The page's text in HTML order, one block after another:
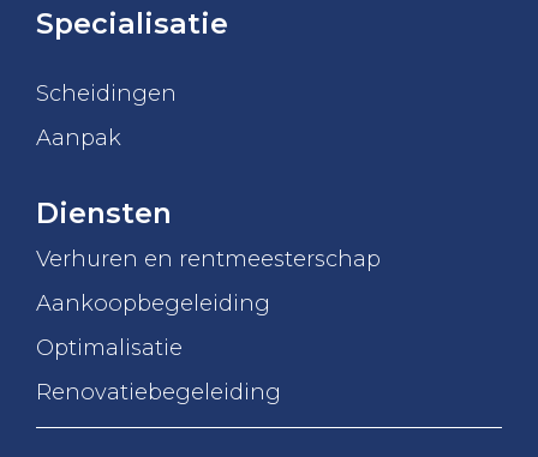
Specialisatie
Scheidingen
Aanpak
Diensten
Verhuren en rentmeesterschap
Aankoopbegeleiding
Optimalisatie
Renovatiebegeleiding